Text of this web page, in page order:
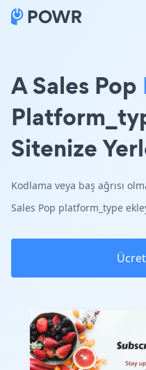
A Sales Pop
Sitenize
Kodlama veya baş ağrısı
Sales Pop platform_type